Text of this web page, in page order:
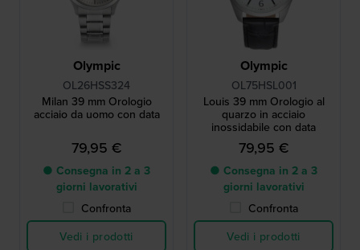
Olympic
OL26HSS324
Milan 39 mm Orologio
acciaio da uomo con data
79,95 €
● Consegna in 2 a 3
giorni lavorativi
Confronta
Vedi i prodotti
Olympic
OL75HSL001
Louis 39 mm Orologio al
quarzo in acciaio
inossidabile con data
79,95 €
● Consegna in 2 a 3
giorni lavorativi
Confronta
Vedi i prodotti